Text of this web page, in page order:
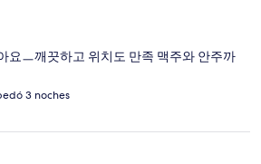
요ㅡ깨끗하고 위치도 만족 맥주와 안주까
3 noches